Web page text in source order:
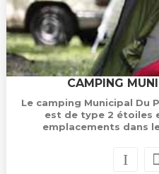
CAMPING
Le camping Municipal Du
est de type 2 étoiles
emplacements dans